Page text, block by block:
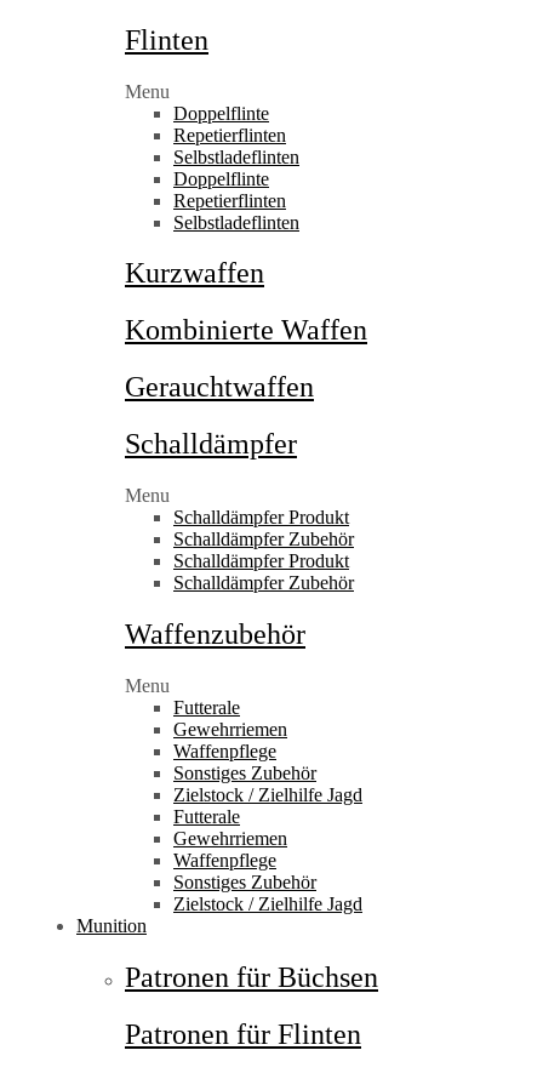
Flinten
Menu
Doppelflinte
Repetierflinten
Selbstladeflinten
Doppelflinte
Repetierflinten
Selbstladeflinten
Kurzwaffen
Kombinierte Waffen
Gerauchtwaffen
Schalldämpfer
Menu
Schalldämpfer Produkt
Schalldämpfer Zubehör
Schalldämpfer Produkt
Schalldämpfer Zubehör
Waffenzubehör
Menu
Futterale
Gewehrriemen
Waffenpflege
Sonstiges Zubehör
Zielstock / Zielhilfe Jagd
Futterale
Gewehrriemen
Waffenpflege
Sonstiges Zubehör
Zielstock / Zielhilfe Jagd
Munition
Patronen für Büchsen
Patronen für Flinten